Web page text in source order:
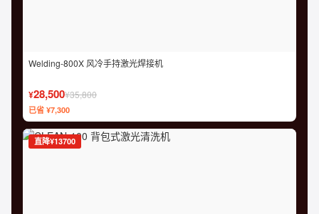
Welding-800X 风冷手持激光焊接机
¥28,500¥35,800
已省 ¥7,300
直降¥13700